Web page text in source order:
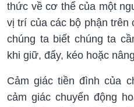
thức về cơ thể của một
vị trí của các bộ phận
chúng ta biết chúng ta
khi giữ, đẩy, kéo hoặc
Cảm giác tiền đình của
cảm giác chuyển động